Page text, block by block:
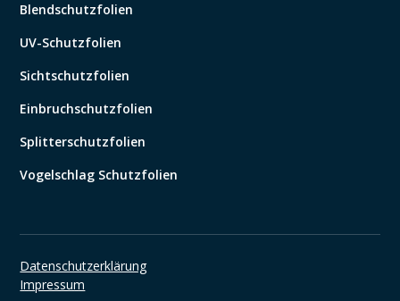
Blendschutzfolien
UV-Schutzfolien
Sichtschutzfolien
Einbruchschutzfolien
Splitterschutzfolien
Vogelschlag Schutzfolien
Datenschutzerklärung
Impressum